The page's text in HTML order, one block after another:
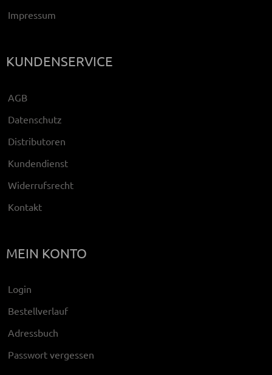
Impressum
KUNDENSERVICE
AGB
Datenschutz
Distributoren
Kundendienst
Widerrufsrecht
Kontakt
MEIN KONTO
Login
Bestellverlauf
Adressbuch
Passwort vergessen